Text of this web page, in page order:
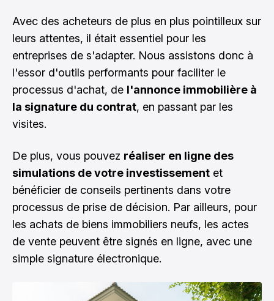
Avec des acheteurs de plus en plus pointilleux sur
leurs attentes, il était essentiel pour les
entreprises de s'adapter. Nous assistons donc à
l'essor d'outils performants pour faciliter le
processus d'achat, de l'annonce immobilière à
la signature du contrat, en passant par les
visites.
De plus, vous pouvez réaliser en ligne des
simulations de votre investissement et
bénéficier de conseils pertinents dans votre
processus de prise de décision. Par ailleurs, pour
les achats de biens immobiliers neufs, les actes
de vente peuvent être signés en ligne, avec une
simple signature électronique.